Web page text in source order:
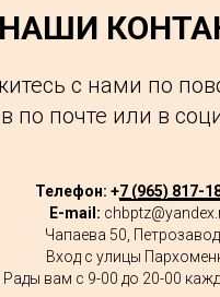
НАШИ
с нами по
по почте или в
Телефон: +7 (965) 817-
E-mail:
Чапаева 50,
Вход с улицы
Рады вам с 9-00 до 20-00